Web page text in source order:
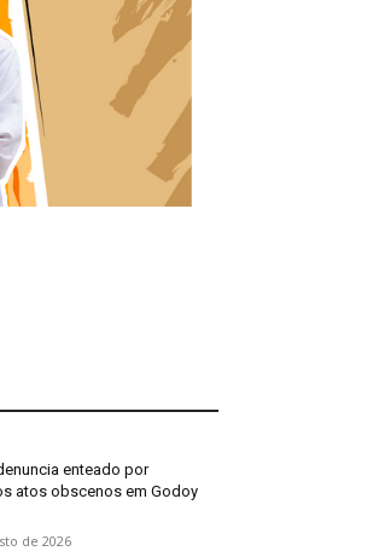
enteado por
atos obscenos em Godoy
de 2026